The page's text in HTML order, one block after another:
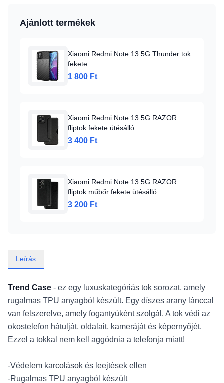
Ajánlott termékek
Xiaomi Redmi Note 13 5G Thunder tok
fekete
1 800 Ft
Xiaomi Redmi Note 13 5G RAZOR
fliptok fekete ütésálló
3 400 Ft
Xiaomi Redmi Note 13 5G RAZOR
fliptok műbőr fekete ütésálló
3 200 Ft
Leírás
Trend Case - ez egy luxuskategóriás tok sorozat, amely
rugalmas TPU anyagból készült. Egy díszes arany lánccal
van felszerelve, amely fogantyúként szolgál. A tok védi az
okostelefon hátulját, oldalait, kameráját és képernyőjét.
Ezzel a tokkal nem kell aggódnia a telefonja miatt!
-Védelem karcolások és leejtések ellen
-Rugalmas TPU anyagból készült